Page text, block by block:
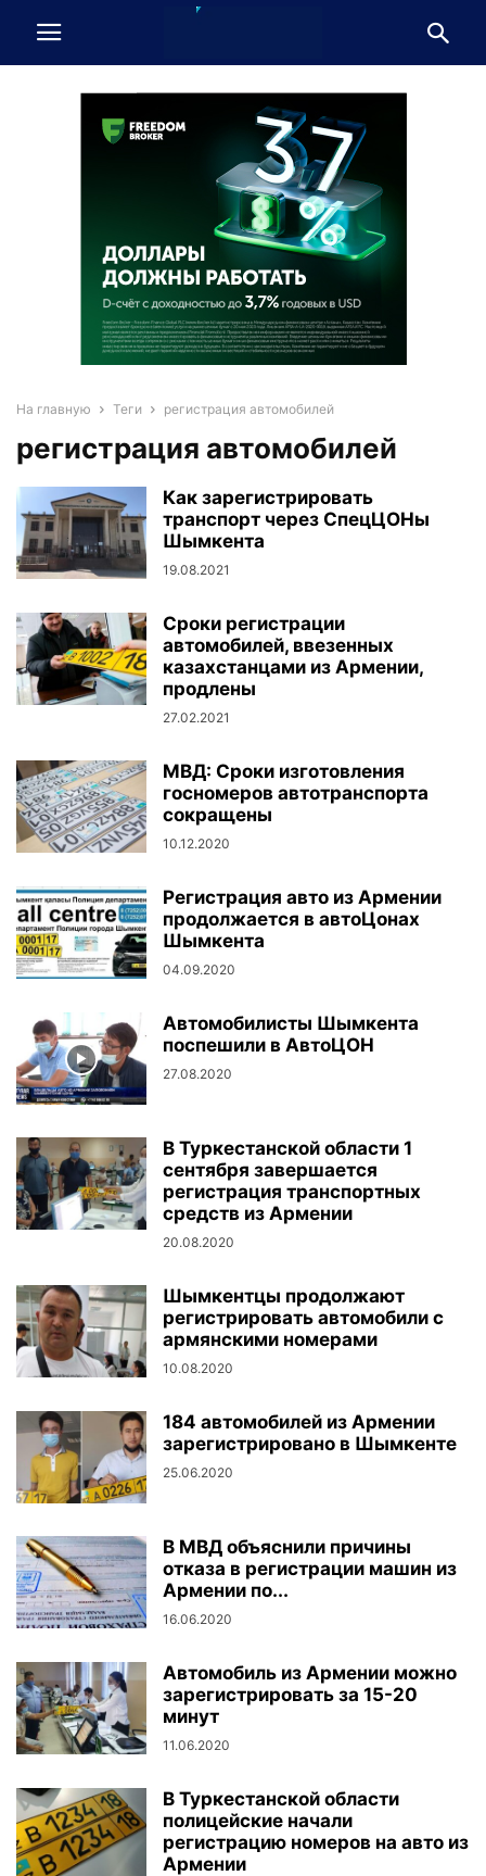
На главную Теги регистрация автомобилей
регистрация автомобилей
Как зарегистрировать
транспорт через СпецЦОНы
Шымкента
19.08.2021
Сроки регистрации
автомобилей, ввезенных
казахстанцами из Армении,
продлены
27.02.2021
МВД: Сроки изготовления
госномеров автотранспорта
сокращены
10.12.2020
Регистрация авто из Армении
продолжается в автоЦонах
Шымкента
04.09.2020
Автомобилисты Шымкента
поспешили в АвтоЦОН
27.08.2020
В Туркестанской области 1
сентября завершается
регистрация транспортных
средств из Армении
20.08.2020
Шымкентцы продолжают
регистрировать автомобили с
армянскими номерами
10.08.2020
184 автомобилей из Армении
зарегистрировано в Шымкенте
25.06.2020
В МВД объяснили причины
отказа в регистрации машин из
Армении по...
16.06.2020
Автомобиль из Армении можно
зарегистрировать за 15-20
минут
11.06.2020
В Туркестанской области
полицейские начали
регистрацию номеров на авто из
Армении